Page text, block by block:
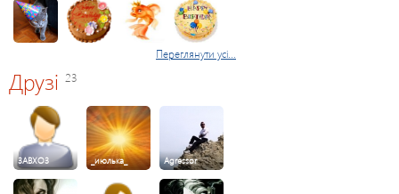
Переглянути усі...
Друзі 23
3ABXO3 _июлька_ Agressor